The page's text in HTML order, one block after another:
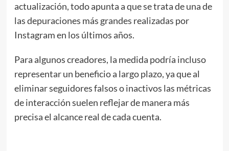
actualización, todo apunta a que se trata de una de
las depuraciones más grandes realizadas por
Instagram en los últimos años.
Para algunos creadores, la medida podría incluso
representar un beneficio a largo plazo, ya que al
eliminar seguidores falsos o inactivos las métricas
de interacción suelen reflejar de manera más
precisa el alcance real de cada cuenta.